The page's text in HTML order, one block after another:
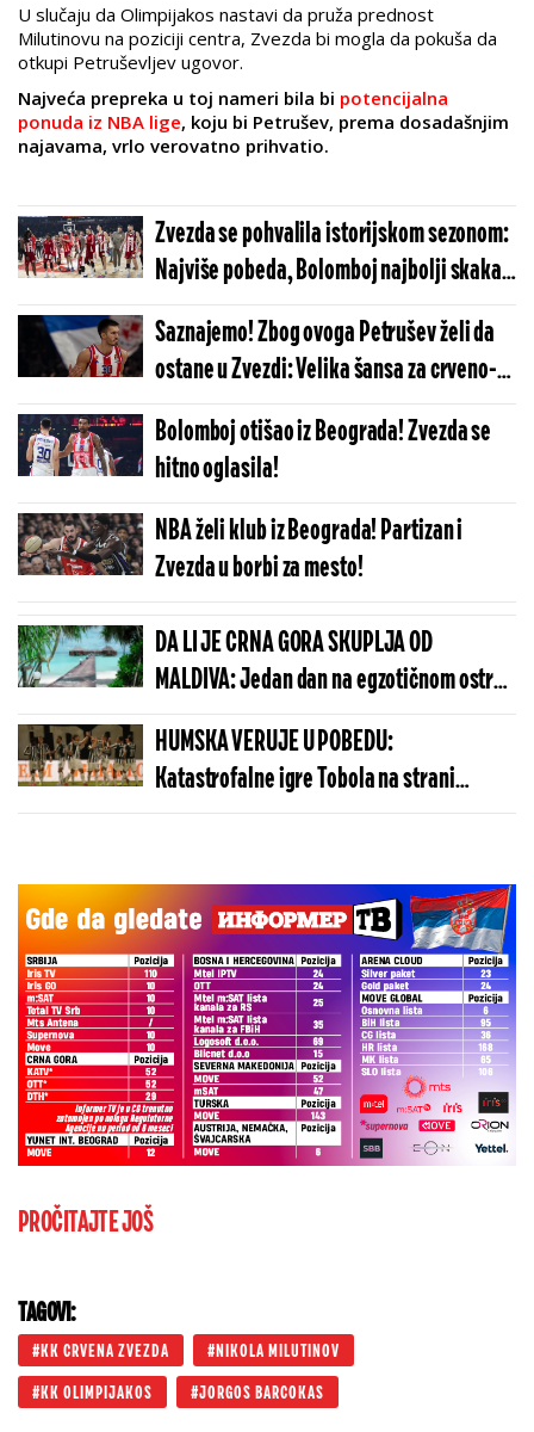
U slučaju da Olimpijakos nastavi da pruža prednost
Milutinovu na poziciji centra, Zvezda bi mogla da pokuša da
otkupi Petruševljev ugovor.
Najveća prepreka u toj nameri bila bi potencijalna
ponuda iz NBA lige, koju bi Petrušev, prema dosadašnjim
najavama, vrlo verovatno prihvatio.
Zvezda se pohvalila istorijskom sezonom:
Najviše pobeda, Bolomboj najbolji skakač
i rekordne posete u Areni...
Saznajemo! Zbog ovoga Petrušev želi da
ostane u Zvezdi: Velika šansa za crveno-
bele!
Bolomboj otišao iz Beograda! Zvezda se
hitno oglasila!
NBA želi klub iz Beograda! Partizan i
Zvezda u borbi za mesto!
DA LI JE CRNA GORA SKUPLJA OD
MALDIVA: Jedan dan na egzotičnom ostrvu
može da košta manje nego u Budvi
HUMSKA VERUJE U POBEDU:
Katastrofalne igre Tobola na strani
ulivaju samopouzdanje Partizanu
PROČITAJTE JOŠ
TAGOVI:
KK CRVENA ZVEZDA NIKOLA MILUTINOV
KK OLIMPIJAKOS JORGOS BARCOKAS